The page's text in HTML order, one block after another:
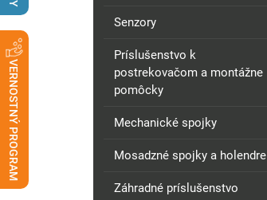
Senzory
Príslušenstvo k
postrekovačom a montážne
pomôcky
Mechanické spojky
Mosadzné spojky a holendre
Záhradné príslušenstvo
VERNOSTNÝ PROGRAM